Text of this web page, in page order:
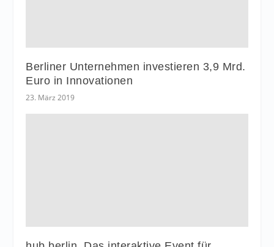
Berliner Unternehmen investieren 3,9 Mrd.
Euro in Innovationen
23. März 2019